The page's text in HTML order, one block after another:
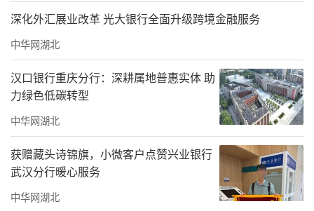
深化外汇展业改革 光大银行全面升级跨境金融服务
中华网湖北
汉口银行重庆分行：深耕属地普惠实体 助
力绿色低碳转型
中华网湖北
获赠藏头诗锦旗，小微客户点赞兴业银行
武汉分行暖心服务
中华网湖北